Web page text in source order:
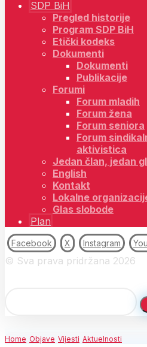
SDP BiH
Pregled historije
Program SDP BiH
Etički kodeks
Dokumenti
Dokumenti
Publikacije
Forumi
Forum mladih
Forum žena
Forum seniora
Forum
aktivistica
Jedan član, jedan
English
Kontakt
Lokalne
Glas slobode
Plan
Facebook X Instagram
© Sva prava pridržana 2026
Home Objave Vijesti Aktuelnosti